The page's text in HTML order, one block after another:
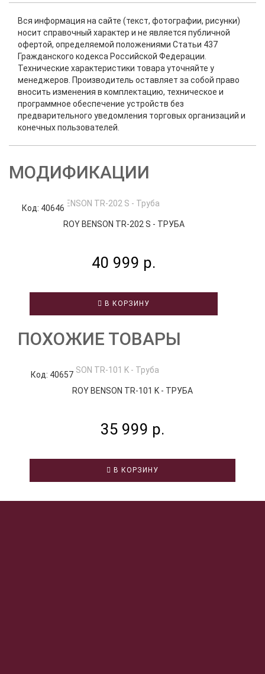
Вся информация на сайте (текст, фотографии, рисунки)
носит справочный характер и не является публичной
офертой, определяемой положениями Статьи 437
Гражданского кодекса Российской Федерации.
Технические характеристики товара уточняйте у
менеджеров. Производитель оставляет за собой право
вносить изменения в комплектацию, техническое и
программное обеспечение устройств без
предварительного уведомления торговых организаций и
конечных пользователей.
МОДИФИКАЦИИ
Код: 40646
ROY BENSON TR-202 S - ТРУБА
40 999 р.
В КОРЗИНУ
ПОХОЖИЕ ТОВАРЫ
Код: 40657
ROY BENSON TR-101 K - ТРУБА
35 999 р.
В КОРЗИНУ